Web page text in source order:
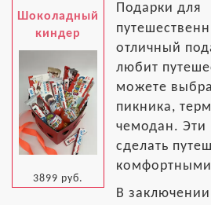
Шоколадный
киндер
3899 руб.
Подарки для
отличный
любит
можете
пикника,
чемодан. Эти
сделать
В